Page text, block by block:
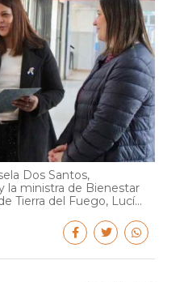
Dos Santos,
la ministra de Bienestar
Tierra del Fuego, Lucí...